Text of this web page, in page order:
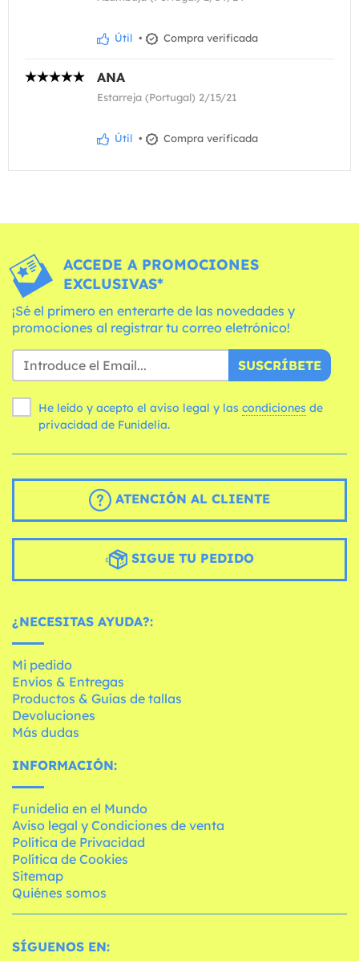
Útil • Compra verificada
ANA
Estarreja (Portugal) 2/15/21
Útil • Compra verificada
ACCEDE A PROMOCIONES
EXCLUSIVAS*
¡Sé el primero en enterarte de las novedades y
promociones al registrar tu correo eletrónico!
SUSCRÍBETE
He leído y acepto el aviso legal y las condiciones
privacidad de Funidelia.
ATENCIÓN AL CLIENTE
SIGUE TU PEDIDO
¿NECESITAS AYUDA?:
Mi pedido
Envíos & Entregas
Productos & Guías de tallas
Devoluciones
Más dudas
INFORMACIÓN:
Funidelia en el Mundo
Aviso legal y Condiciones de venta
Política de Privacidad
Política de Cookies
Sitemap
Quiénes somos
SÍGUENOS EN: